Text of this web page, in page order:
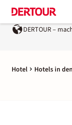
DERTOUR –
Hotel Hotels in